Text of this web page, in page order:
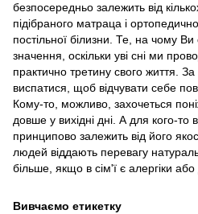
безпосередньо залежить від
підібраного матраца і
постільної білизни. Те, на чому
значення, оскільки уві сні ми
практично третину свого життя.
виспатися, щоб відчувати себе
Кому-то, можливо, захочеться
довше у вихідні дні. А для кого-то
принципово залежить від його
людей віддають перевагу
більше, якщо в сім'ї є алергіки або
Вивчаємо етикетку